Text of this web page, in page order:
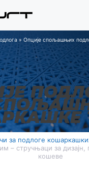
» Опције спољашњих
за подлоге
– стручњаци за
кошеве